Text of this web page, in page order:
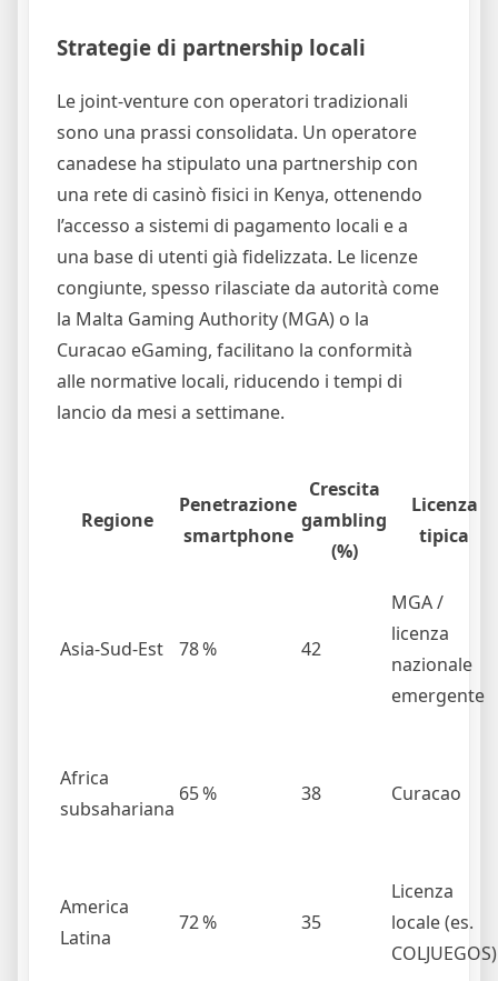
Strategie di partnership locali
Le joint‑venture con operatori tradizionali
sono una prassi consolidata. Un operatore
canadese ha stipulato una partnership con
una rete di casinò fisici in Kenya, ottenendo
l’accesso a sistemi di pagamento locali e a
una base di utenti già fidelizzata. Le licenze
congiunte, spesso rilasciate da autorità come
la Malta Gaming Authority (MGA) o la
Curacao eGaming, facilitano la conformità
alle normative locali, riducendo i tempi di
lancio da mesi a settimane.
Regione
Penetrazione
smartphone
Crescita
gambling
(%)
Licenza
tipica
Asia‑Sud‑Est 78 % 42
MGA /
licenza
nazionale
emergente
Africa
subsahariana
65 % 38 Curacao
America
Latina
72 % 35
Licenza
locale (es.
COLJUEGOS)